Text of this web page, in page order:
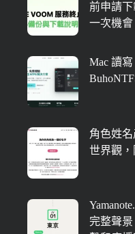
前申請
一次機會
Mac 讀寫
角色姓
世界觀
完整聲